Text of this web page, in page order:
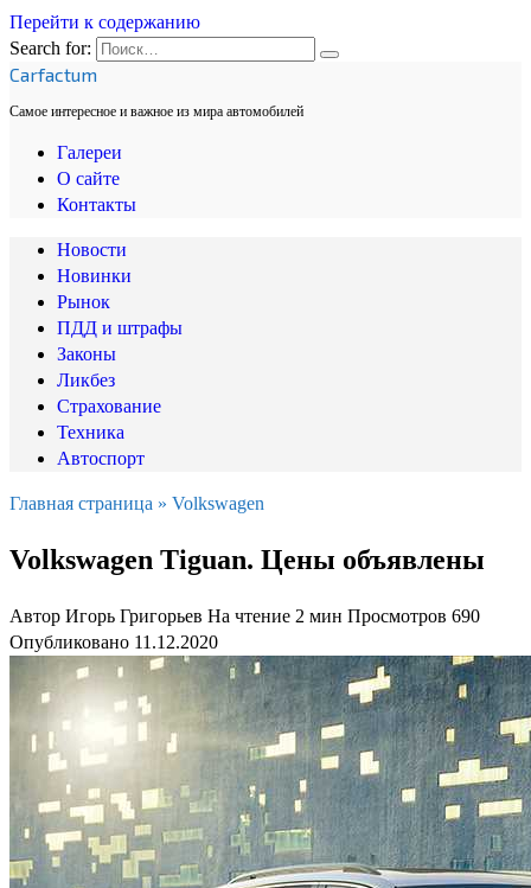
Перейти к содержанию
Search for:
Carfactum
Самое интересное и важное из мира автомобилей
Галереи
О сайте
Контакты
Новости
Новинки
Рынок
ПДД и штрафы
Законы
Ликбез
Страхование
Техника
Автоспорт
Главная страница » Volkswagen
Volkswagen Tiguan. Цены объявлены
Автор Игорь Григорьев На чтение 2 мин Просмотров 690
Опубликовано 11.12.2020